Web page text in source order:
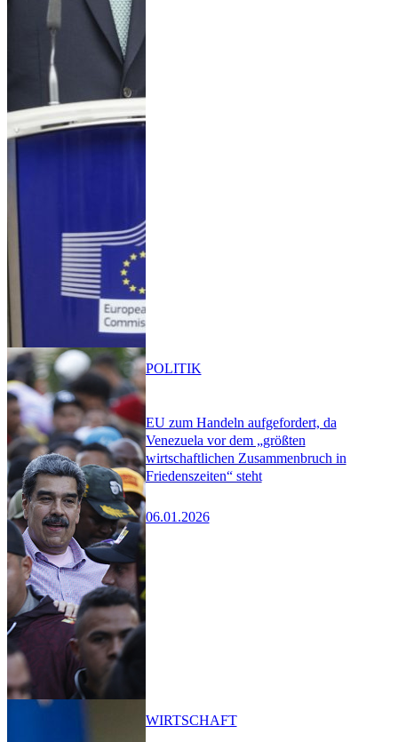
EU zum Handeln aufgefordert, da
Venezuela vor dem „größten
wirtschaftlichen Zusammenbruch in
Friedenszeiten“ steht
06.01.2026
POLITIK
WIRTSCHAFT